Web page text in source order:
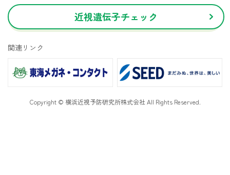
近視遺伝子チェック
関連リンク
Copyright © 横浜近視予防研究所株式会社 All Rights Reserved.